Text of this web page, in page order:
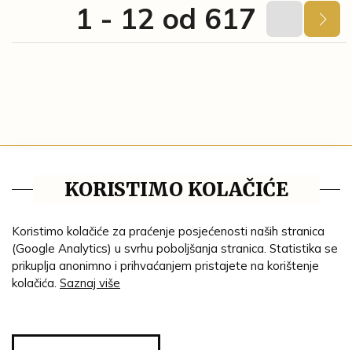
1 - 12 od 617
Pravila privatnosti
Tematske cjeline
Impresum
Ustanove
KORISTIMO KOLAČIĆE
Koristimo kolačiće za praćenje posjećenosti naših stranica
(Google Analytics) u svrhu poboljšanja stranica. Statistika se
prikuplja anonimno i prihvaćanjem pristajete na korištenje
kolačića. Saznaj više